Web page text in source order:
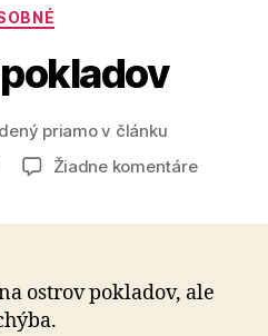
Kategórie
priamo v článku
Žiadne komentárena
ostrov pokladov, ale